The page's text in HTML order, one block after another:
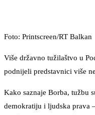
Foto: Printscreen/RT Balkan
Više državno tužilaštvo u
podnijeli predstavnici više
Kako saznaje Borba, tužbu
demokratiju i ljudska prava